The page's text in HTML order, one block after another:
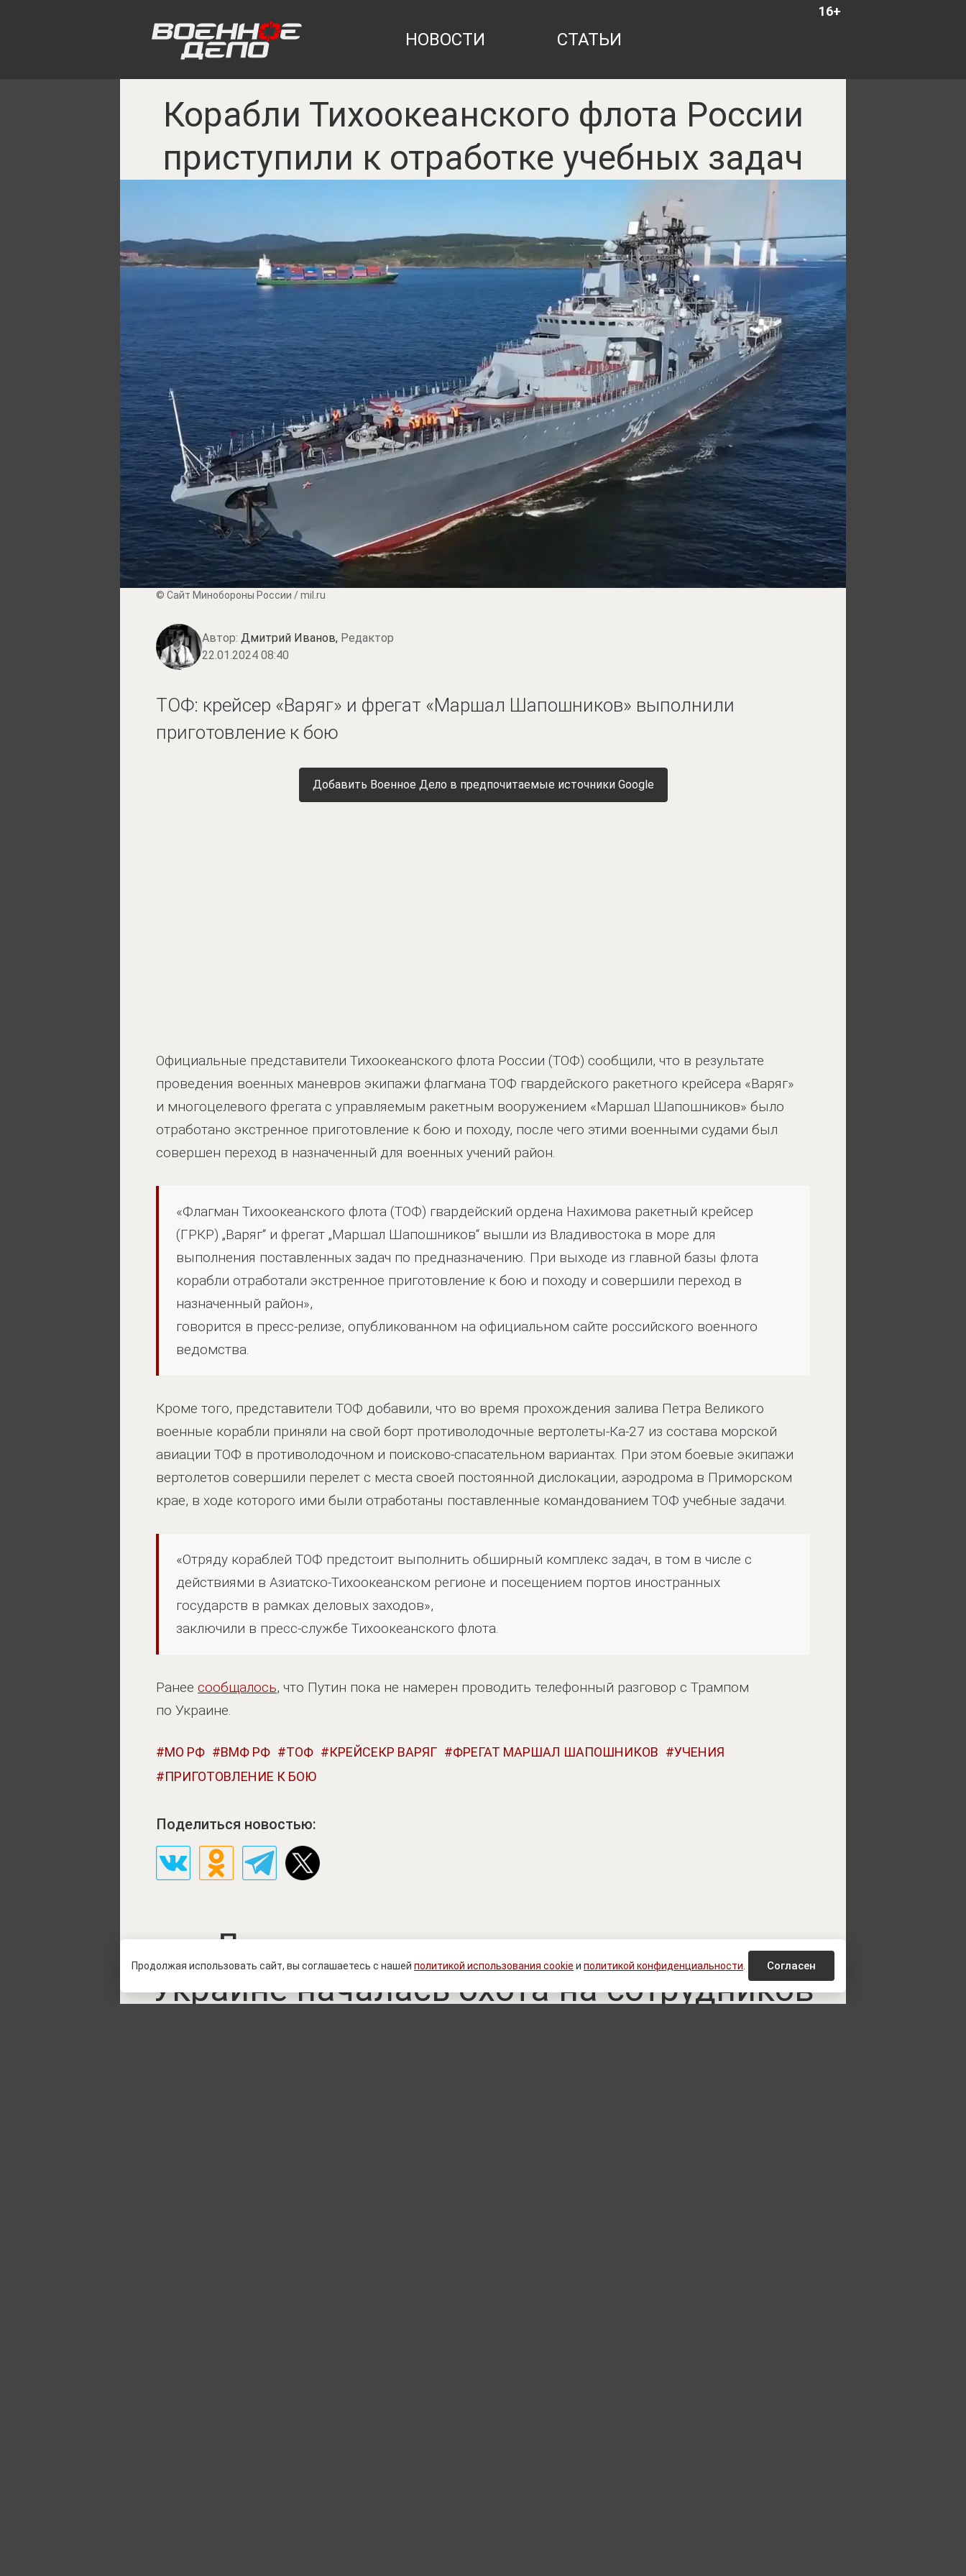
16+
НОВОСТИ СТАТЬИ
Корабли Тихоокеанского флота России
приступили к отработке учебных задач
© Сайт Минобороны России / mil.ru
Автор: Дмитрий Иванов, Редактор
22.01.2024 08:40
ТОФ: крейсер «Варяг» и фрегат «Маршал Шапошников» выполнили
приготовление к бою
Добавить Военное Дело в предпочитаемые источники Google
Официальные представители Тихоокеанского флота России (ТОФ) сообщили, что в результате
проведения военных маневров экипажи флагмана ТОФ гвардейского ракетного крейсера «Варяг»
и многоцелевого фрегата с управляемым ракетным вооружением «Маршал Шапошников» было
отработано экстренное приготовление к бою и походу, после чего этими военными судами был
совершен переход в назначенный для военных учений район.
«Флагман Тихоокеанского флота (ТОФ) гвардейский ордена Нахимова ракетный крейсер
(ГРКР) „Варяг“ и фрегат „Маршал Шапошников“ вышли из Владивостока в море для
выполнения поставленных задач по предназначению. При выходе из главной базы флота
корабли отработали экстренное приготовление к бою и походу и совершили переход в
назначенный район»,
говорится в пресс-релизе, опубликованном на официальном сайте российского военного
ведомства.
Кроме того, представители ТОФ добавили, что во время прохождения залива Петра Великого
военные корабли приняли на свой борт противолодочные вертолеты-Ка-27 из состава морской
авиации ТОФ в противолодочном и поисково-спасательном вариантах. При этом боевые экипажи
вертолетов совершили перелет с места своей постоянной дислокации, аэродрома в Приморском
крае, в ходе которого ими были отработаны поставленные командованием ТОФ учебные задачи.
«Отряду кораблей ТОФ предстоит выполнить обширный комплекс задач, в том в числе с
действиями в Азиатско-Тихоокеанском регионе и посещением портов иностранных
государств в рамках деловых заходов»,
заключили в пресс-службе Тихоокеанского флота.
Ранее сообщалось, что Путин пока не намерен проводить телефонный разговор с Трампом
по Украине.
МО РФ ВМФ РФ ТОФ КРЕЙСЕКР ВАРЯГ ФРЕГАТ МАРШАЛ ШАПОШНИКОВ
УЧЕНИЯ
ПРИГОТОВЛЕНИЕ К БОЮ
Поделиться новостью:
«Людоловы» спасаются в тылу: на
Украине началась охота на сотрудников
Продолжая использовать сайт, вы соглашаетесь с нашей политикой использования cookie и политикой конфиденциальности Согласен